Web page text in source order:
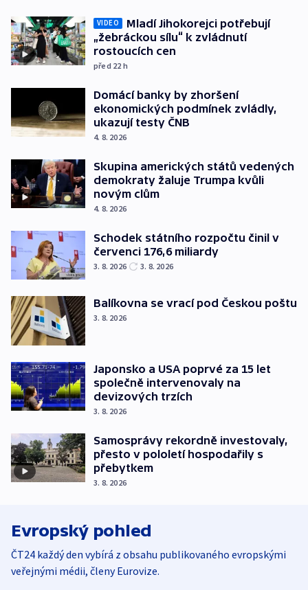
VIDEO
Mladí Jihokorejci potřebují
„žebráckou sílu“ k zvládnutí
rostoucích cen
před 22 h
Domácí banky by zhoršení
ekonomických podmínek zvládly,
ukazují testy ČNB
4. 8. 2026
Skupina amerických států vedených
demokraty žaluje Trumpa kvůli
novým clům
4. 8. 2026
Schodek státního rozpočtu činil v
červenci 176,6 miliardy
3. 8. 2026 3. 8. 2026
Balíkovna se vrací pod Českou poštu
3. 8. 2026
Japonsko a USA poprvé za 15 let
společně intervenovaly na
devizových trzích
3. 8. 2026
Samosprávy rekordně investovaly,
přesto v pololetí hospodařily s
přebytkem
3. 8. 2026
Evropský pohled
ČT24 každý den vybírá z obsahu publikovaného evropskými
veřejnými médii, členy Eurovize.